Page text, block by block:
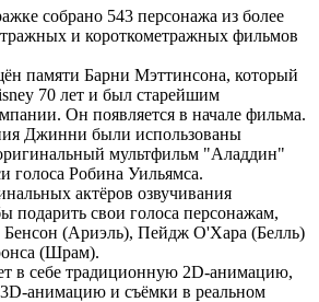
собрано 543 персонажа из более
и короткометражных фильмов
памяти Барни Мэттинсона, который
70 лет и был старейшим
Он появляется в начале фильма.
Джинни были использованы
мультфильм "Аладдин"
голоса Робина Уильямса.
актёров озвучивания
подарить свои голоса персонажам,
(Ариэль), Пейдж О'Хара (Белль)
(Шрам).
в себе традиционную 2D-анимацию,
анимацию и съёмки в реальном